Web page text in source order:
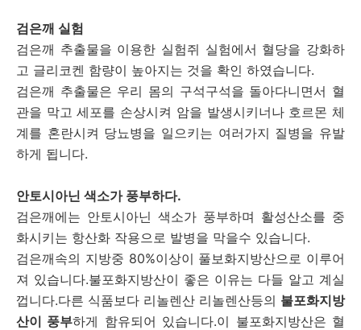
검은깨 실험
검은깨 추출물을 이용한 실험쥐 실험에서 혈당을 강화하
고 글리코켄 함량이 높아지는 것을 확인 하였습니다.
검은깨 추출물은 우리 몸의 구석구석을 돌아다니면서 혈
관을 막고 세포를 손상시켜 암을 발생시키너나 호르몬 체
계를 혼란시켜 당뇨병을 일으키는 여러가지 질병을 유발
하게 됩니다.
안토시아닌 색소가 풍부하다.
검은깨에는 안토시아닌 색소가 풍부하며 활성산소를 중
화시키는 항산화 작용으로 발병을 막을수 있습니다.
검은깨속의 지방중 80%이상이 풀보화지방산으로 이루어
져 있습니다.불포화지방산이 좋은 이유는 다들 알고 계실
껍니다.다른 식품보다 리놀렌산 리놀렌산등의 불포화지방
산이 풍부하게 함유되어 있습니다.이 불포화지방산은 혈